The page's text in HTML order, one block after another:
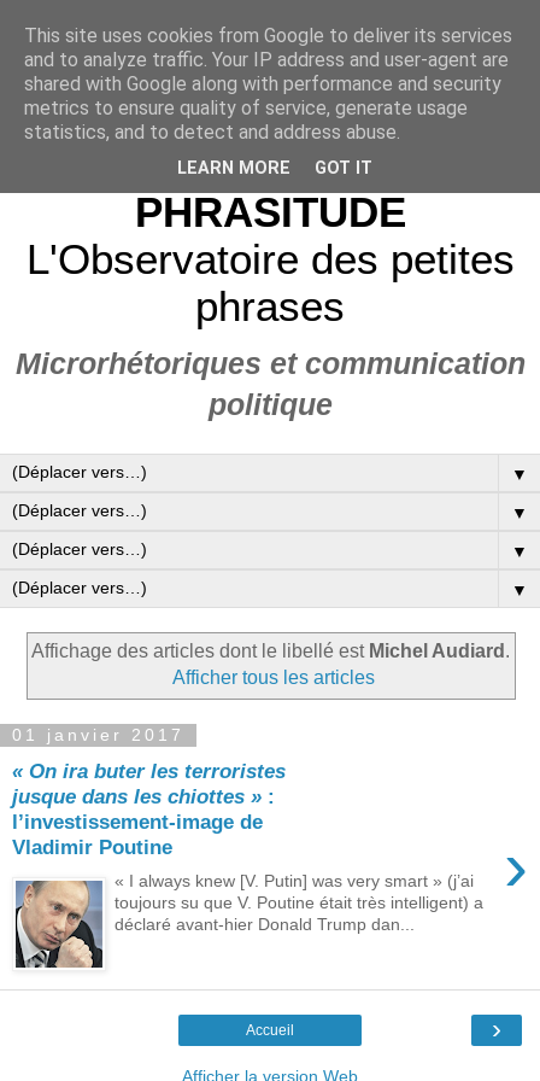
PHRASITUDE
L'Observatoire des petites
phrases
Microrhétoriques et communication
politique
▼
▼
▼
▼
Affichage des articles dont le libellé est Michel Audiard .
Afficher tous les articles
01 janvier 2017
« On ira buter les terroristes
jusque dans les chiottes » :
l’investissement-image de
Vladimir Poutine
›
« I always knew [V. Putin] was very smart » (j’ai
toujours su que V. Poutine était très intelligent) a
déclaré avant-hier Donald Trump dan...
›
Accueil
Afficher la version Web
This site uses cookies from Google to deliver its services
and to analyze traffic. Your IP address and user-agent are
shared with Google along with performance and security
metrics to ensure quality of service, generate usage
statistics, and to detect and address abuse.
LEARN MORE GOT IT